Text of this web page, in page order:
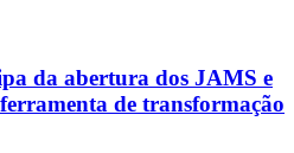
da abertura dos JAMS e
de transformação